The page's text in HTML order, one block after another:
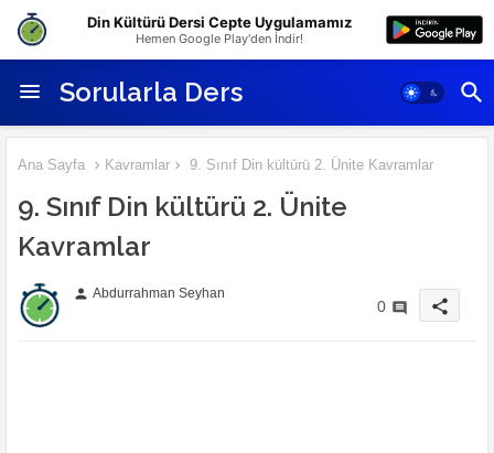
Sorularla Ders
Ana Sayfa Kavramlar 9. Sınıf Din kültürü 2. Ünite Kavramlar
9. Sınıf Din kültürü 2. Ünite
Kavramlar
person Abdurrahman Seyhan
0 share
Din Kültürü Dersi Cepte Uygulamamız
Hemen Google Play'den İndir!